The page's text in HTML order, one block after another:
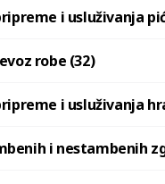
i usluživanja
robe (32)
i usluživanja
i nestambenih